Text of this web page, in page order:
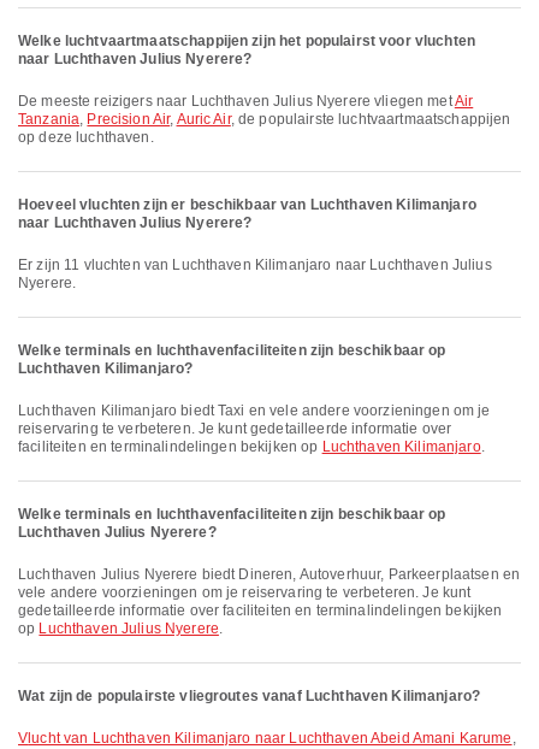
Welke luchtvaartmaatschappijen zijn het populairst voor vluchten
naar Luchthaven Julius Nyerere?
De meeste reizigers naar Luchthaven Julius Nyerere vliegen metAir
Tanzania, Precision Air, Auric Air, de populairste luchtvaartmaatschappijen
op deze luchthaven.
Hoeveel vluchten zijn er beschikbaar van Luchthaven Kilimanjaro
naar Luchthaven Julius Nyerere?
Er zijn 11 vluchten van Luchthaven Kilimanjaro naar Luchthaven Julius
Nyerere.
Welke terminals en luchthavenfaciliteiten zijn beschikbaar op
Luchthaven Kilimanjaro?
Luchthaven Kilimanjaro biedt Taxi en vele andere voorzieningen om je
reiservaring te verbeteren. Je kunt gedetailleerde informatie over
faciliteiten en terminalindelingen bekijken op Luchthaven Kilimanjaro.
Welke terminals en luchthavenfaciliteiten zijn beschikbaar op
Luchthaven Julius Nyerere?
Luchthaven Julius Nyerere biedt Dineren, Autoverhuur, Parkeerplaatsen en
vele andere voorzieningen om je reiservaring te verbeteren. Je kunt
gedetailleerde informatie over faciliteiten en terminalindelingen bekijken
op Luchthaven Julius Nyerere.
Wat zijn de populairste vliegroutes vanaf Luchthaven Kilimanjaro?
vlucht van Luchthaven Kilimanjaro naar Luchthaven Abeid Amani Karume ,